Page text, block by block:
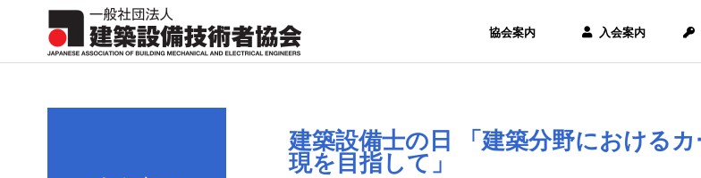
協会案内 入会案内
建築設備士の日 「建築分野における
現を目指して」